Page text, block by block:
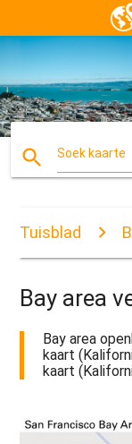
search Soek kaarte
Tuisblad
Bay area
Bay area
kaart
kaart